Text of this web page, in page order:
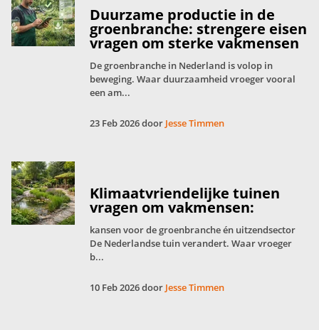
Duurzame productie in de
groenbranche: strengere eisen
vragen om sterke vakmensen
De groenbranche in Nederland is volop in
beweging. Waar duurzaamheid vroeger vooral
een am...
23 Feb 2026 door Jesse Timmen
Klimaatvriendelijke tuinen
vragen om vakmensen:
kansen voor de groenbranche én uitzendsector
De Nederlandse tuin verandert. Waar vroeger
b...
10 Feb 2026 door Jesse Timmen